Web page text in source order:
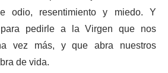
odio, resentimiento y miedo. Y
pedirle a la Virgen que nos
vez más, y que abra nuestros
de vida.